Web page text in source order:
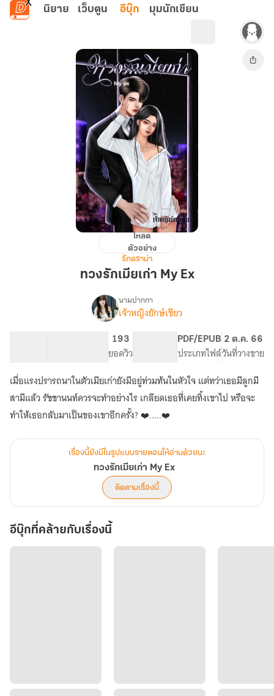
ข้ามไปยังเนื้อหาหลัก
นิยาย เว็บตูน อีบุ๊ก มุมนักเขียน
เมีย
โหลด
ตัวอย่าง
รักดราม่า
ทวงรักเมียเก่า My Ex
เรื่อง
ทวง
My
Ex
นามปากกา
เจ้าหญิงยักษ์เขียว
193
ยอดวิว
PDF/EPUB
ประเภทไฟล์
2 ต.ค. 66
วันที่วางขาย
เมื่อแรงปรารถนา​ในตัวเมียเก่ายังมีอยู่ท่วมท้นในหัวใจ แต่ทว่าเธอมีลูกมี
สามีแล้ว รัชชานนท์​ควรจะทำอย่างไร เกลียดเธอที่เคยทิ้งเขาไป หรือจะ
เรื่องนี้ยังมีในรูปแบบรายตอนให้อ่านด้วยนะ
ทวงรักเมียเก่า My Ex
ติดตามเรื่องนี้
อีบุ๊กที่คล้ายกับเรื่องนี้